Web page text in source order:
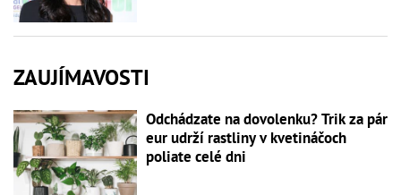
ZAUJÍMAVOSTI
Odchádzate na dovolenku? Trik za pár
eur udrží rastliny v kvetináčoch
poliate celé dni